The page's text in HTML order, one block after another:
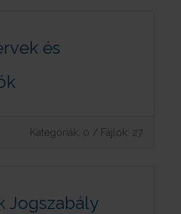
és
Kategóriák: 0 / Fájlok: 27
Jogszabály